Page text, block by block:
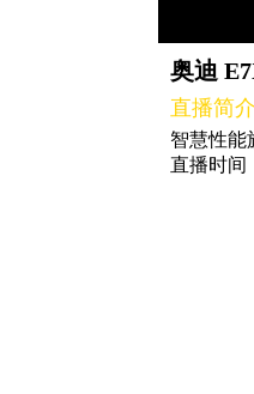
奥迪
直播简介
智慧性能
直播时间